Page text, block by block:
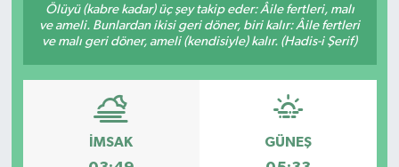
Ölüyü (kabre kadar) üç şey takip eder: Âile fertleri, malı
ve ameli. Bunlardan ikisi geri döner, biri kalır: Âile fertleri
ve malı geri döner, ameli (kendisiyle) kalır. (Hadis-i Şerif)
İMSAK GÜNEŞ